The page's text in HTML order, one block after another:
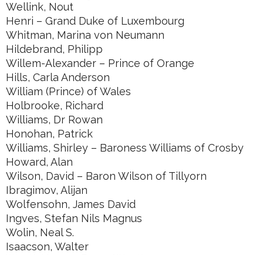
Wellink, Nout
Henri – Grand Duke of Luxembourg
Whitman, Marina von Neumann
Hildebrand, Philipp
Willem-Alexander – Prince of Orange
Hills, Carla Anderson
William (Prince) of Wales
Holbrooke, Richard
Williams, Dr Rowan
Honohan, Patrick
Williams, Shirley – Baroness Williams of Crosby
Howard, Alan
Wilson, David – Baron Wilson of Tillyorn
Ibragimov, Alijan
Wolfensohn, James David
Ingves, Stefan Nils Magnus
Wolin, Neal S.
Isaacson, Walter